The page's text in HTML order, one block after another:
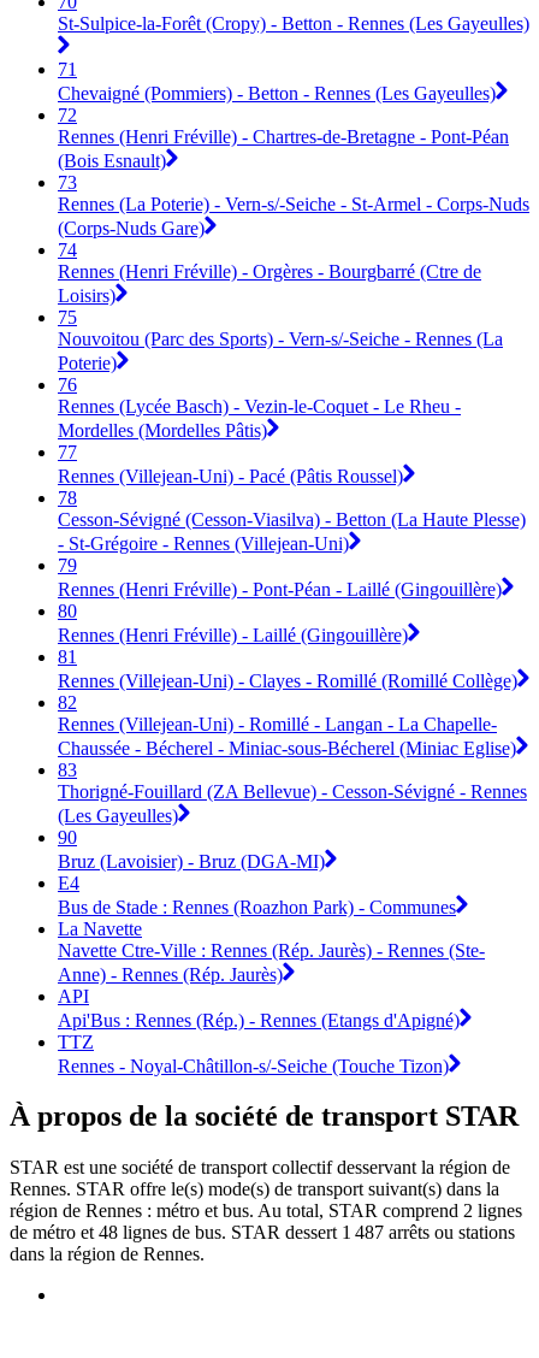
St-Sulpice-la-Forêt (Cropy) - Betton - Rennes (Les Gayeulles)
71
Chevaigné (Pommiers) - Betton - Rennes (Les Gayeulles)
72
Rennes (Henri Fréville) - Chartres-de-Bretagne - Pont-Péan
(Bois Esnault)
73
Rennes (La Poterie) - Vern-s/-Seiche - St-Armel - Corps-Nuds
(Corps-Nuds Gare)
74
Rennes (Henri Fréville) - Orgères - Bourgbarré (Ctre de
Loisirs)
75
Nouvoitou (Parc des Sports) - Vern-s/-Seiche - Rennes (La
Poterie)
76
Rennes (Lycée Basch) - Vezin-le-Coquet - Le Rheu -
Mordelles (Mordelles Pâtis)
77
Rennes (Villejean-Uni) - Pacé (Pâtis Roussel)
78
Cesson-Sévigné (Cesson-Viasilva) - Betton (La Haute Plesse)
- St-Grégoire - Rennes (Villejean-Uni)
79
Rennes (Henri Fréville) - Pont-Péan - Laillé (Gingouillère)
80
Rennes (Henri Fréville) - Laillé (Gingouillère)
81
Rennes (Villejean-Uni) - Clayes - Romillé (Romillé Collège)
82
Rennes (Villejean-Uni) - Romillé - Langan - La Chapelle-
Chaussée - Bécherel - Miniac-sous-Bécherel (Miniac Eglise)
83
Thorigné-Fouillard (ZA Bellevue) - Cesson-Sévigné - Rennes
(Les Gayeulles)
90
Bruz (Lavoisier) - Bruz (DGA-MI)
E4
Bus de Stade : Rennes (Roazhon Park) - Communes
La Navette
Navette Ctre-Ville : Rennes (Rép. Jaurès) - Rennes (Ste-
Anne) - Rennes (Rép. Jaurès)
API
Api'Bus : Rennes (Rép.) - Rennes (Etangs d'Apigné)
TTZ
Rennes - Noyal-Châtillon-s/-Seiche (Touche Tizon)
À propos de la société de transport STAR
STAR est une société de transport collectif desservant la région de
Rennes. STAR offre le(s) mode(s) de transport suivant(s) dans la
région de Rennes : métro et bus. Au total, STAR comprend 2 lignes
de métro et 48 lignes de bus. STAR dessert 1 487 arrêts ou stations
dans la région de Rennes.